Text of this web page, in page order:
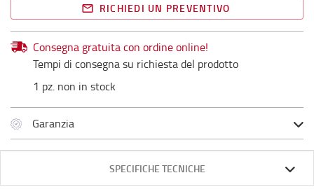
RICHIEDI UN PREVENTIVO
Consegna gratuita con ordine online!
Tempi di consegna su richiesta del prodotto
1 pz. non in stock
Garanzia
SPECIFICHE TECNICHE